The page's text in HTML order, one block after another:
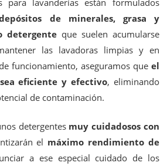
de minerales, grasa y
detergente que suelen acumularse
las lavadoras limpias y en
funcionamiento, aseguramos que el
eficiente y efectivo, eliminando
de contaminación.
detergentes muy cuidadosos con
el máximo rendimiento de
a ese especial cuidado de los